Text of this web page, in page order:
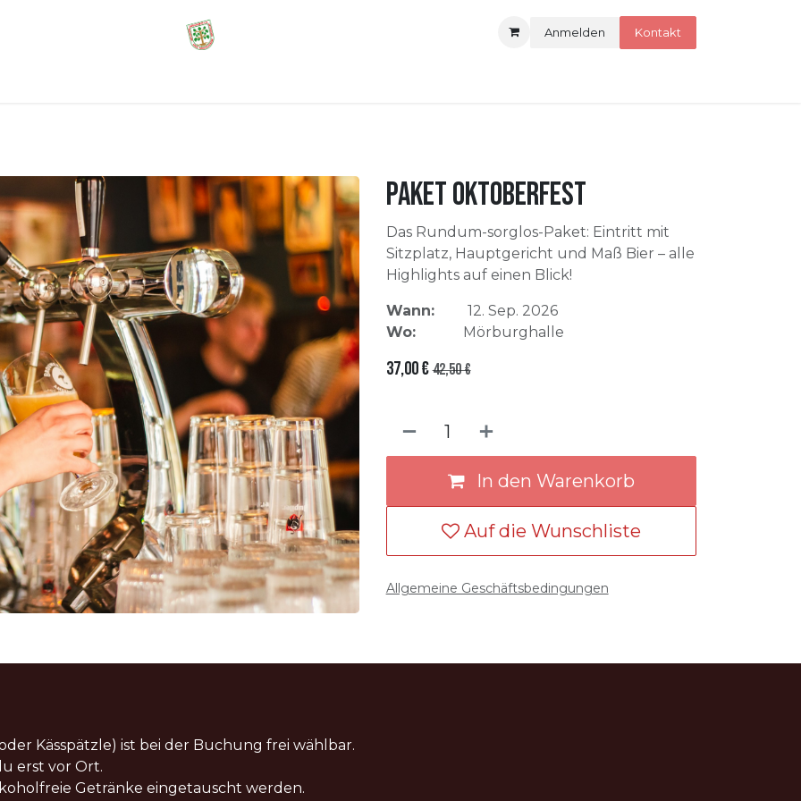
Anmelden Kontakt
Paket Oktoberfest
Das Rundum-sorglos-Paket: Eintritt mit
Sitzplatz, Hauptgericht und Maß Bier – alle
Highlights auf einen Blick!
Wann:
​12. Sep. 2026
Wo:​ ​Mörburghalle
37,00€42,50€
In den Warenkorb
Auf die Wunschliste
Allgemeine Geschäftsbedingungen
Kässpätzle) ist bei der Buchung frei wählbar.
erst vor Ort.
Getränke eingetauscht werden.